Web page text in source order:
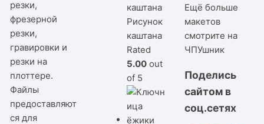
резки,
фрезерной
резки,
гравировки и
резки на
плоттере.
Файлы
предоставляют
ся для
Рисунок
каштана
Rated
5.00 out
of 5
Ещё больше
макетов
смотрите на
ЧПУшник
Поделись
сайтом в
соц.сетях